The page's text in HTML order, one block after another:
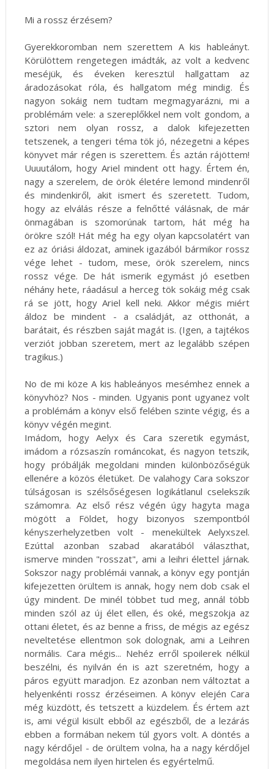
Mi a rossz érzésem?
Gyerekkoromban nem szerettem A kis hableányt.
Körülöttem rengetegen imádták, az volt a kedvenc
meséjük, és éveken keresztül hallgattam az
áradozásokat róla, és hallgatom még mindig. És
nagyon sokáig nem tudtam megmagyarázni, mi a
problémám vele: a szereplőkkel nem volt gondom, a
sztori nem olyan rossz, a dalok kifejezetten
tetszenek, a tengeri téma tök jó, nézegetni a képes
könyvet már régen is szerettem. És aztán rájöttem!
Uuuutálom, hogy Ariel mindent ott hagy. Értem én,
nagy a szerelem, de örök életére lemond mindenről
és mindenkiről, akit ismert és szeretett. Tudom,
hogy az elválás része a felnőtté válásnak, de már
önmagában is szomorúnak tartom, hát még ha
örökre szól! Hát még ha egy olyan kapcsolatért van
ez az óriási áldozat, aminek igazából bármikor rossz
vége lehet - tudom, mese, örök szerelem, nincs
rossz vége. De hát ismerik egymást jó esetben
néhány hete, ráadásul a herceg tök sokáig még csak
rá se jött, hogy Ariel kell neki. Akkor mégis miért
áldoz be mindent - a családját, az otthonát, a
barátait, és részben saját magát is. (Igen, a tajtékos
verziót jobban szeretem, mert az legalább szépen
tragikus.)
No de mi köze A kis hableányos mesémhez ennek a
könyvhöz? Nos - minden. Ugyanis pont ugyanez volt
a problémám a könyv első felében szinte végig, és a
könyv végén megint.
Imádom, hogy Aelyx és Cara szeretik egymást,
imádom a rózsaszín románcokat, és nagyon tetszik,
hogy próbálják megoldani minden különbözőségük
ellenére a közös életüket. De valahogy Cara sokszor
túlságosan is szélsőségesen logikátlanul cselekszik
számomra. Az első rész végén úgy hagyta maga
mögött a Földet, hogy bizonyos szempontból
kényszerhelyzetben volt - menekültek Aelyxszel.
Ezúttal azonban szabad akaratából választhat,
ismerve minden "rosszat", ami a leihri élettel járnak.
Sokszor nagy problémái vannak, a könyv egy pontján
kifejezetten örültem is annak, hogy nem dob csak el
úgy mindent. De minél többet tud meg, annál több
minden szól az új élet ellen, és oké, megszokja az
ottani életet, és az benne a friss, de mégis az egész
neveltetése ellentmon sok dolognak, ami a Leihren
normális. Cara mégis... Nehéz erről spoilerek nélkül
beszélni, és nyilván én is azt szeretném, hogy a
páros együtt maradjon. Ez azonban nem változtat a
helyenkénti rossz érzéseimen. A könyv elején Cara
még küzdött, és tetszett a küzdelem. És értem azt
is, ami végül kisült ebből az egészből, de a lezárás
ebben a formában nekem túl gyors volt. A döntés a
nagy kérdőjel - de örültem volna, ha a nagy kérdőjel
megoldása nem ilyen hirtelen és egyértelmű.